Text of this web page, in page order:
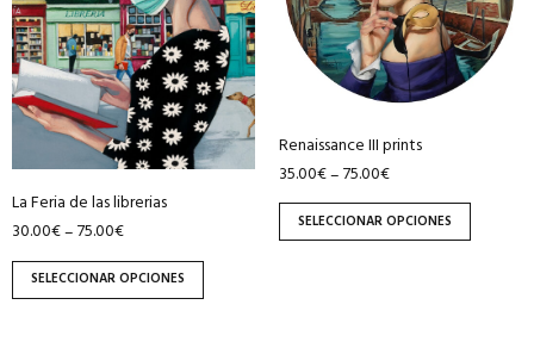
La Feria de las librerias
30.00€–75.00€
SELECCIONAR OPCIONES
Las
opciones
se
pueden
en
la
página
de
producto
Renaissance III prints
35.00€–75.00€
SELECCIONAR OPCIONES
Las
opciones
elegir
en
la
página